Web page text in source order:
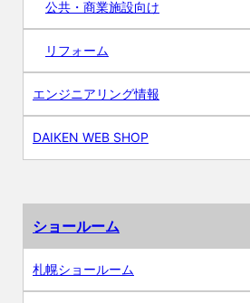
公共・商業施設向け
リフォーム
エンジニアリング情報
DAIKEN WEB SHOP
ショールーム
札幌ショールーム